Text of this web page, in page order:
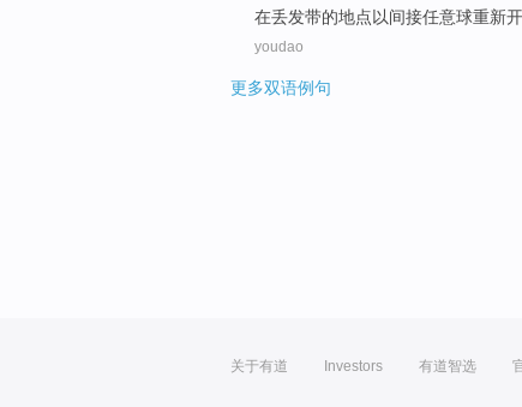
在丢发带的地点以间接任意球重新
youdao
更多双语例句
关于有道 Investors 有道智选